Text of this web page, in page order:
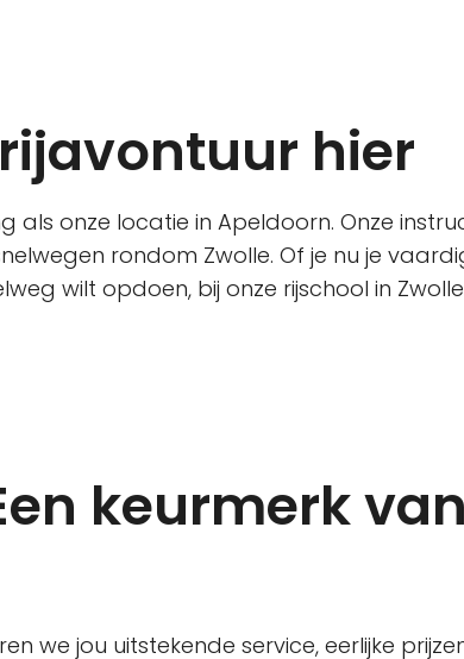
hier
als onze locatie in Apeldoorn. Onze
rondom Zwolle. Of je nu je
wilt opdoen, bij onze rijschool in
keurmerk van
we jou uitstekende service, eerlijke